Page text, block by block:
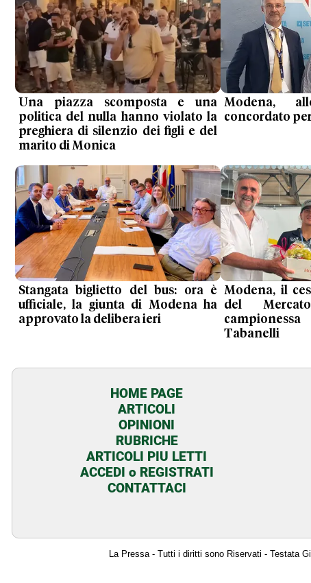
Una piazza scomposta e una
politica del nulla hanno violato la
preghiera di silenzio dei figli e del
marito di Monica
Modena,
concordato
Stangata biglietto del bus: ora è
ufficiale, la giunta di Modena ha
approvato la delibera ieri
Modena, il
del
Tabanelli
HOME PAGE
ARTICOLI
OPINIONI
RUBRICHE
ARTICOLI PIU LETTI
ACCEDI o REGISTRATI
CONTATTACI
La Pressa - Tutti i diritti sono Riservati - Testata